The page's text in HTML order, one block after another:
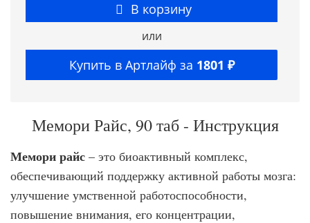
В корзину
или
Купить в Артлайф за 1801 ₽
Мемори Райс, 90 таб - Инструкция
Мемори райс – это биоактивный комплекс,
обеспечивающий поддержку активной работы мозга:
улучшение умственной работоспособности,
повышение внимания, его концентрации,